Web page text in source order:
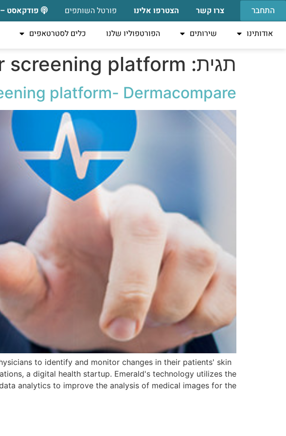
התחבר צרו קשר הצטרפו אלינו פורטל השותפים פודקאסט – Starter
אודותינו שירותים הפורטפוליו שלנו כלים לסטרטאפים
תגית: screening platform
platform- Dermacompare
to identify and monitor changes in their patients' skin
a digital health startup. Emerald's technology utilizes the
analytics to improve the analysis of medical images for the […]